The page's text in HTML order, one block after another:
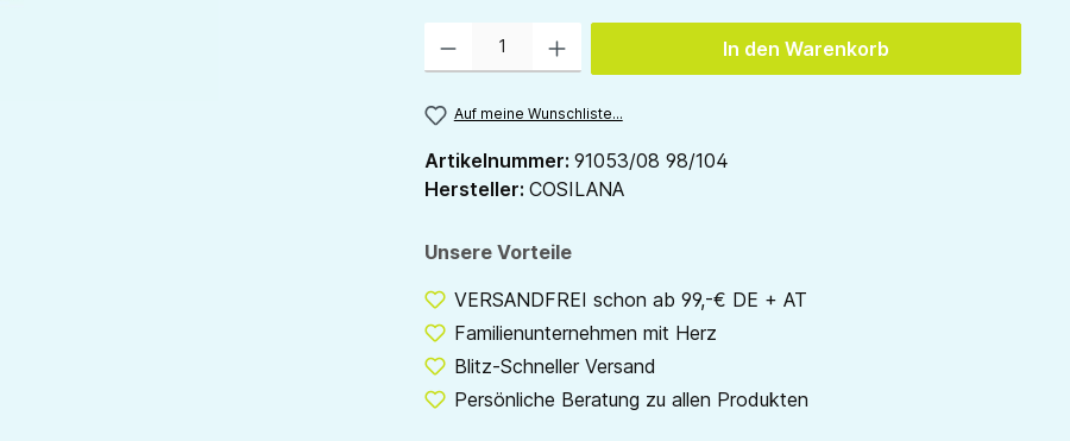
In den Warenkorb
Auf meine Wunschliste...
Artikelnummer: 91053/08 98/104
Hersteller: COSILANA
Unsere Vorteile
VERSANDFREI schon ab 99,-€ DE + AT
Familienunternehmen mit Herz
Blitz-Schneller Versand
Persönliche Beratung zu allen Produkten